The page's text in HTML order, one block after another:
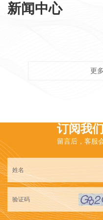
新闻中心
更
订阅我
留言后，客服